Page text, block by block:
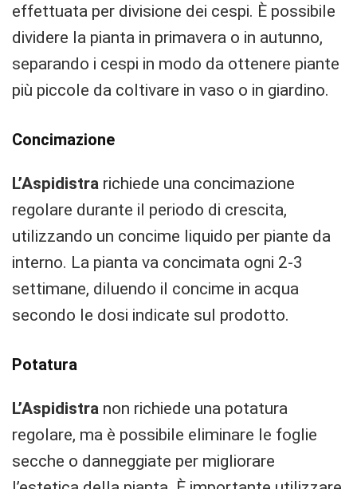
effettuata per divisione dei cespi. È possibile
dividere la pianta in primavera o in autunno,
separando i cespi in modo da ottenere piante
più piccole da coltivare in vaso o in giardino.
Concimazione
L’Aspidistra richiede una concimazione
regolare durante il periodo di crescita,
utilizzando un concime liquido per piante da
interno. La pianta va concimata ogni 2-3
settimane, diluendo il concime in acqua
secondo le dosi indicate sul prodotto.
Potatura
L’Aspidistra non richiede una potatura
regolare, ma è possibile eliminare le foglie
secche o danneggiate per migliorare